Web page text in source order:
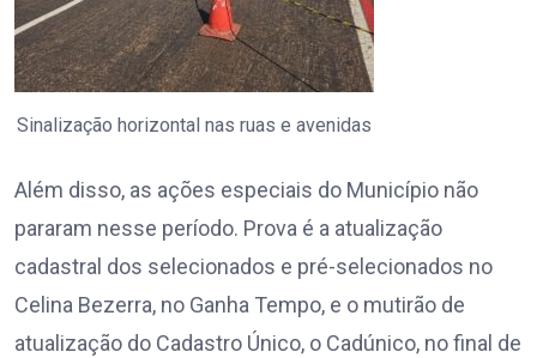
Sinalização horizontal nas ruas e avenidas
Além disso, as ações especiais do Município não
pararam nesse período. Prova é a atualização
cadastral dos selecionados e pré-selecionados no
Celina Bezerra, no Ganha Tempo, e o mutirão de
atualização do Cadastro Único, o Cadúnico, no final de